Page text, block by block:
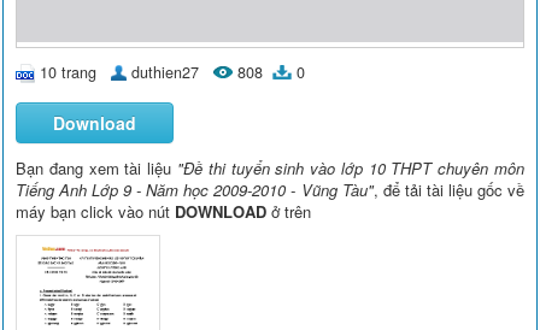
10 trang duthien27 808 0
Download
Bạn đang xem tài liệu "Đề thi tuyển sinh vào lớp 10 THPT chuyên môn
Tiếng Anh Lớp 9 - Năm học 2009-2010 - Vũng Tàu", để tải tài liệu gốc về
máy bạn click vào nút DOWNLOAD ở trên